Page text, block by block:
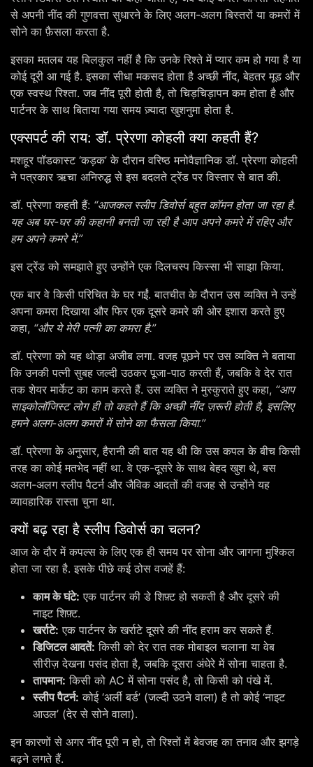
से अपनी नींद की गुणवत्ता सुधारने के लिए अलग-अलग बिस्तरों या कमरों में
सोने का फ़ैसला करता है.
इसका मतलब यह बिलकुल नहीं है कि उनके रिश्ते में प्यार कम हो गया है या
कोई दूरी आ गई है. इसका सीधा मकसद होता है अच्छी नींद, बेहतर मूड और
एक स्वस्थ रिश्ता. जब नींद पूरी होती है, तो चिड़चिड़ापन कम होता है और
पार्टनर के साथ बिताया गया समय ज़्यादा खुशनुमा होता है.
एक्सपर्ट की राय: डॉ. प्रेरणा कोहली क्या कहती हैं?
मशहूर पॉडकास्ट ‘कड़क’ के दौरान वरिष्ठ मनोवैज्ञानिक डॉ. प्रेरणा कोहली
ने पत्रकार ऋचा अनिरुद्ध से इस बदलते ट्रेंड पर विस्तार से बात की.
डॉ. प्रेरणा कहती हैं: “आजकल स्लीप डिवोर्स बहुत कॉमन होता जा रहा है.
यह अब घर-घर की कहानी बनती जा रही है आप अपने कमरे में रहिए और
हम अपने कमरे में.”
इस ट्रेंड को समझाते हुए उन्होंने एक दिलचस्प किस्सा भी साझा किया.
एक बार वे किसी परिचित के घर गईं. बातचीत के दौरान उस व्यक्ति ने उन्हें
अपना कमरा दिखाया और फिर एक दूसरे कमरे की ओर इशारा करते हुए
कहा, “और ये मेरी पत्नी का कमरा है.”
डॉ. प्रेरणा को यह थोड़ा अजीब लगा. वजह पूछने पर उस व्यक्ति ने बताया
कि उनकी पत्नी सुबह जल्दी उठकर पूजा-पाठ करती हैं, जबकि वे देर रात
तक शेयर मार्केट का काम करते हैं. उस व्यक्ति ने मुस्कुराते हुए कहा, “आप
साइकोलॉजिस्ट लोग ही तो कहते हैं कि अच्छी नींद ज़रूरी होती है, इसलिए
हमने अलग-अलग कमरों में सोने का फैसला किया.”
डॉ. प्रेरणा के अनुसार, हैरानी की बात यह थी कि उस कपल के बीच किसी
तरह का कोई मतभेद नहीं था. वे एक-दूसरे के साथ बेहद खुश थे, बस
अलग-अलग स्लीप पैटर्न और जैविक आदतों की वजह से उन्होंने यह
व्यावहारिक रास्ता चुना था.
क्यों बढ़ रहा है स्लीप डिवोर्स का चलन?
आज के दौर में कपल्स के लिए एक ही समय पर सोना और जागना मुश्किल
होता जा रहा है. इसके पीछे कई ठोस वजहें हैं:
काम के घंटे: एक पार्टनर की डे शिफ़्ट हो सकती है और दूसरे की
नाइट शिफ़्ट.
खर्राटे: एक पार्टनर के खर्राटे दूसरे की नींद हराम कर सकते हैं.
डिजिटल आदतें: किसी को देर रात तक मोबाइल चलाना या वेब
सीरीज़ देखना पसंद होता है, जबकि दूसरा अंधेरे में सोना चाहता है.
तापमान: किसी को AC में सोना पसंद है, तो किसी को पंखे में.
स्लीप पैटर्न: कोई ‘अर्ली बर्ड’ (जल्दी उठने वाला) है तो कोई ‘नाइट
आउल’ (देर से सोने वाला).
इन कारणों से अगर नींद पूरी न हो, तो रिश्तों में बेवजह का तनाव और झगड़े
बढ़ने लगते हैं.